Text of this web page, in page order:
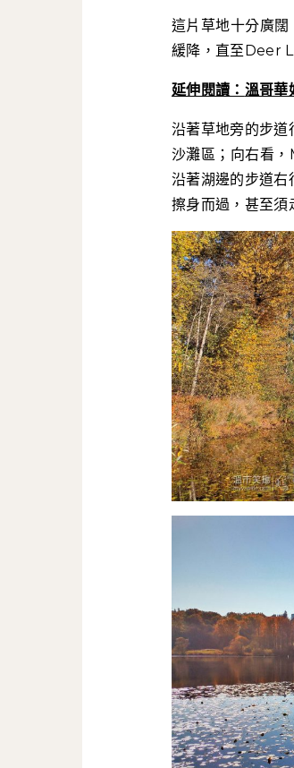
這片草地十分廣
緩降，直至Deer
延伸閱讀： 溫哥
沿著草地旁的步道
沙灘區；向右看
沿著湖邊的步道右
擦身而過，甚至須